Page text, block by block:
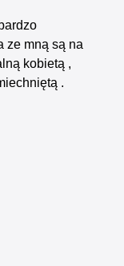
ze mną są na
kobietą ,
.